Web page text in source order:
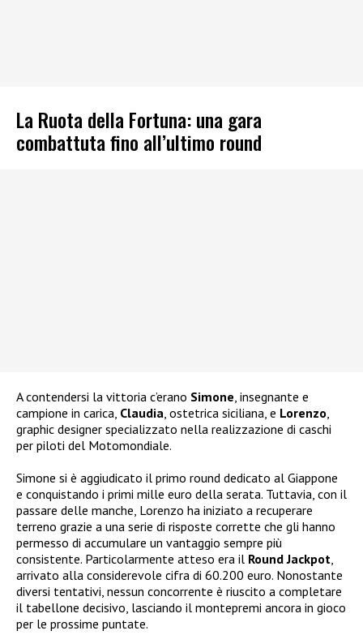
La Ruota della Fortuna: una gara
combattuta fino all’ultimo round
A contendersi la vittoria c’erano Simone, insegnante e
campione in carica, Claudia, ostetrica siciliana, e Lorenzo,
graphic designer specializzato nella realizzazione di caschi
per piloti del Motomondiale.
Simone si è aggiudicato il primo round dedicato al Giappone
e conquistando i primi mille euro della serata. Tuttavia, con il
passare delle manche, Lorenzo ha iniziato a recuperare
terreno grazie a una serie di risposte corrette che gli hanno
permesso di accumulare un vantaggio sempre più
consistente. Particolarmente atteso era il Round Jackpot,
arrivato alla considerevole cifra di 60.200 euro. Nonostante
diversi tentativi, nessun concorrente è riuscito a completare
il tabellone decisivo, lasciando il montepremi ancora in gioco
per le prossime puntate.